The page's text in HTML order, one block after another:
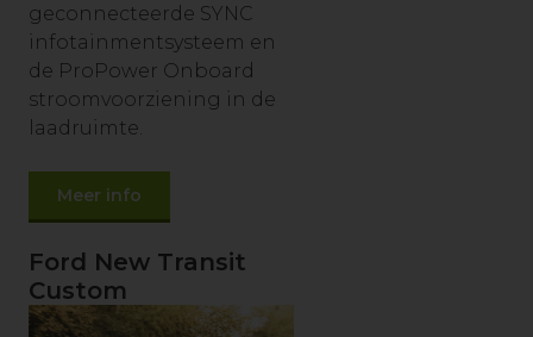
geconnecteerde SYNC
infotainmentsysteem en
de ProPower Onboard
stroomvoorziening in de
laadruimte.
Meer info
Ford New Transit
Custom